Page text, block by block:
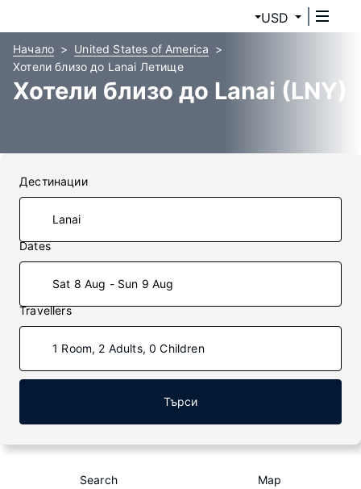
USD
Начало
United States of America
Хотели близо до Lanai Летище
Хотели близо до Lanai (LNY)
Дестинации
Dates
Sat 8 Aug - Sun 9 Aug
Travellers
1 Room, 2 Adults, 0 Children
Търси
Search Map